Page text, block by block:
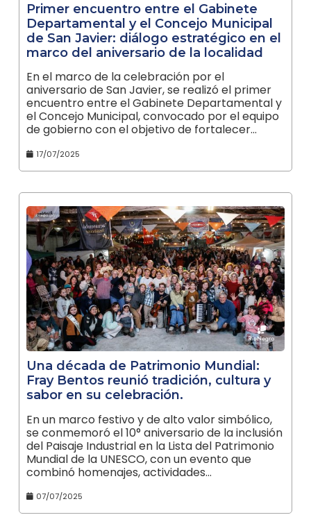
Primer encuentro entre el Gabinete
Departamental y el Concejo Municipal
de San Javier: diálogo estratégico en el
marco del aniversario de la localidad
En el marco de la celebración por el
aniversario de San Javier, se realizó el primer
encuentro entre el Gabinete Departamental y
el Concejo Municipal, convocado por el equipo
de gobierno con el objetivo de fortalecer…
17/07/2025
Una década de Patrimonio Mundial:
Fray Bentos reunió tradición, cultura y
sabor en su celebración.
En un marco festivo y de alto valor simbólico,
se conmemoró el 10° aniversario de la inclusión
del Paisaje Industrial en la Lista del Patrimonio
Mundial de la UNESCO, con un evento que
combinó homenajes, actividades…
07/07/2025